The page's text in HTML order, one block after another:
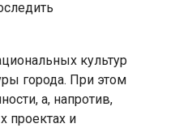
культур
города. При этом
а, напротив,
проектах и